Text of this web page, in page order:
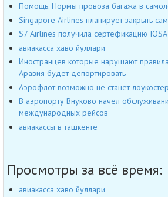
Помощь. Нормы провоза багажа в
Singapore Airlines планирует закрыть
S7 Airlines получила сертефикацию IOSA
авиакасса хаво йуллари
Иностранцев которые нарушают
Аравия будет депортировать
Аэрофлот возможно не станет
В аэропорту Внуково начел
международных рейсов
авиакассы в ташкенте
Просмотры за всё время:
авиакасса хаво йуллари